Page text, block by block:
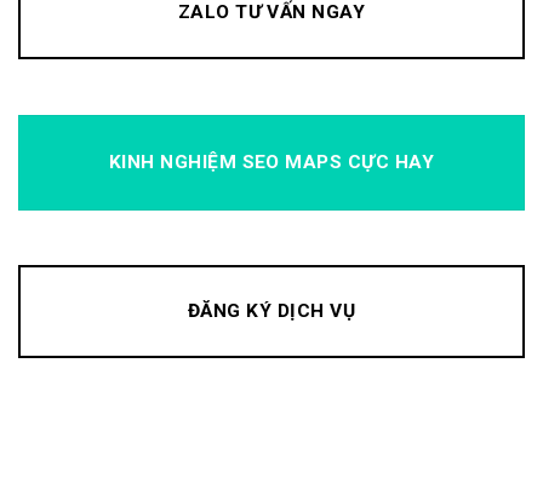
ZALO TƯ VẤN NGAY
KINH NGHIỆM SEO MAPS CỰC HAY
ĐĂNG KÝ DỊCH VỤ